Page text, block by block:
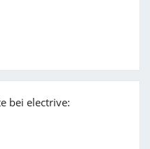
bei electrive: